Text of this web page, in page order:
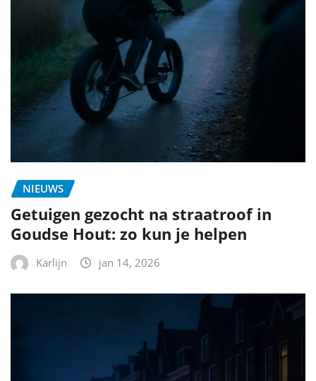
NIEUWS
Getuigen gezocht na straatroof in
Goudse Hout: zo kun je helpen
Karlijn jan 14, 2026